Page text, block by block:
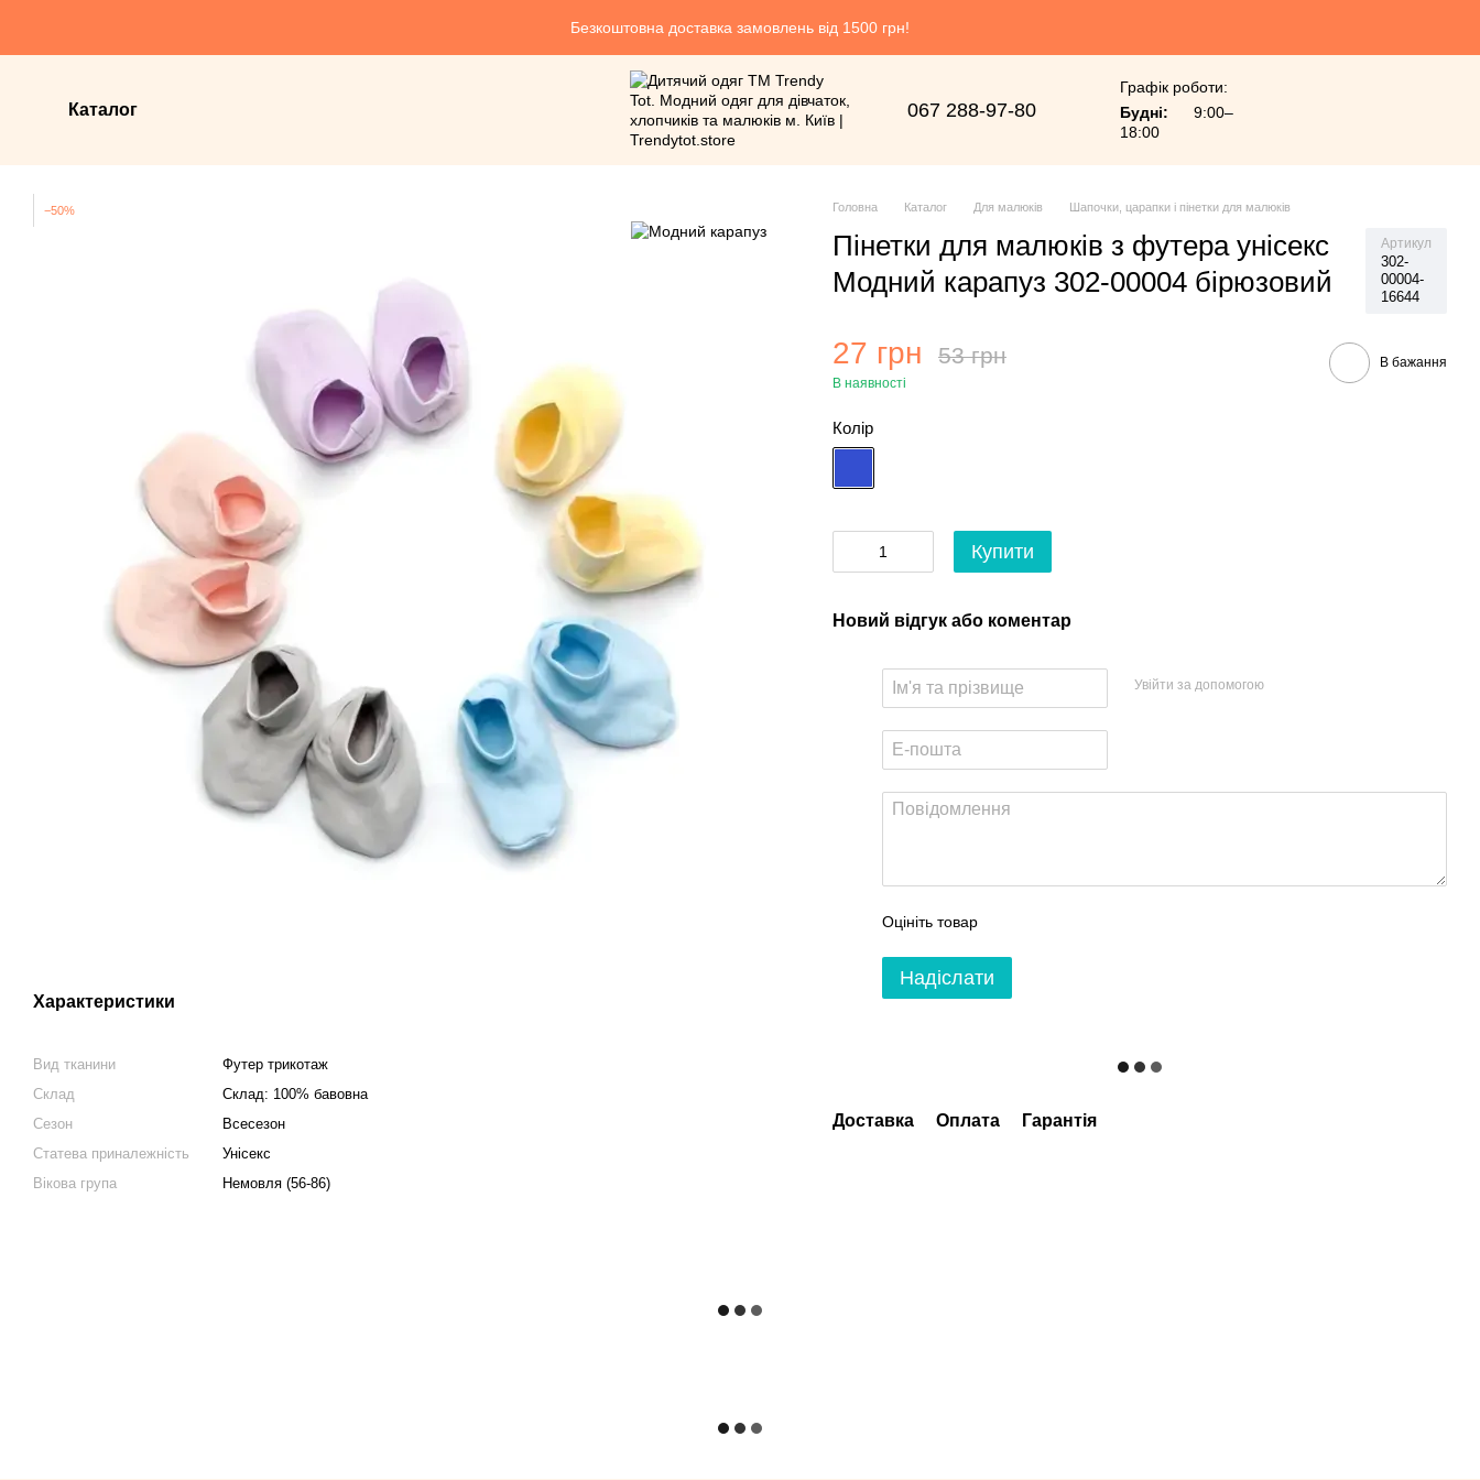
Безкоштовна доставка замовлень від 1500 грн!
Каталог 067 288-97-80
Графік роботи:
Будні:
9:00–
18:00
−50%
Характеристики
Вид тканини
Футер трикотаж
Склад
Склад: 100% бавовна
Сезон
Всесезон
Статева приналежність
Унісекс
Вікова група
Немовля (56-86)
Головна Каталог Для малюків Шапочки, царапки і пінетки для малюків
Пінетки для малюків з футера унісекс
Модний карапуз 302-00004 бірюзовий
Артикул
302-
00004-
16644
27 грн 53 грн
В наявності
В бажання
Колір
Купити
Новий відгук або коментар
Увійти за допомогою
Оцініть товар
Надіслати
Доставка Оплата Гарантія